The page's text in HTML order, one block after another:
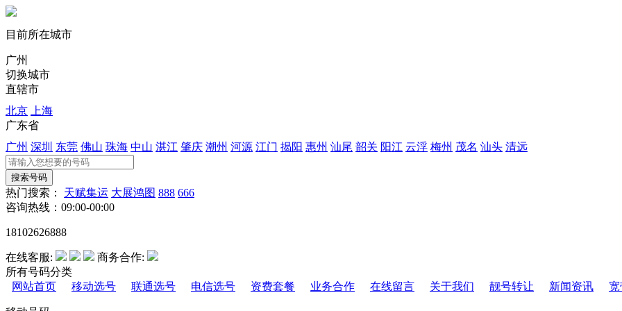
目前所在城市
广州
切换城市
直辖市
北京
上海
广东省
广州 深圳 东莞 佛山 珠海 中山 湛江 肇庆 潮州 河源 江门 揭阳 惠州 汕尾 韶关 阳江 云浮 梅州 茂名 汕头 清远
热门搜索： 天赋集运 大展鸿图 888 666
咨询热线：09:00-00:00
18102626888
在线客服:
商务合作:
所有号码分类
网站首页
移动选号 联通选号 电信选号 资费套餐 业务合作 在线留言 关于我们 靓号转让 新闻资讯